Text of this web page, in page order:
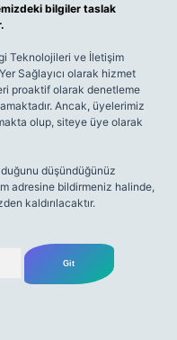
bilgiler taslak
Teknolojileri ve İletişim
Sağlayıcı olarak hizmet
proaktif olarak denetleme
Ancak, üyelerimiz
olup, siteye üye olarak
düşündüğünüz
adresine bildirmeniz halinde,
kaldırılacaktır.